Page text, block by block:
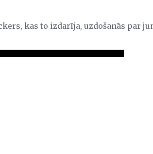
kas to izdarīja, uzdošanās par